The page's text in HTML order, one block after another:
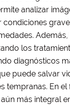
analizar
condiciones
los
diagnósticos
puede salvar
tempranas. En
más integral